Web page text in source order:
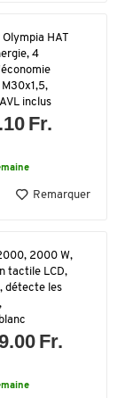
HAT
4
inclus
Fr.
Remarquer
2000 W,
tactile LCD,
détecte les
Fr.